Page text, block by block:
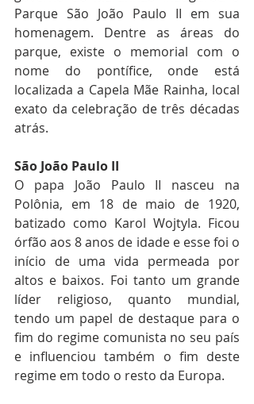
Parque São João Paulo II em sua
homenagem. Dentre as áreas do
parque, existe o memorial com o
nome do pontífice, onde está
localizada a Capela Mãe Rainha, local
exato da celebração de três décadas
atrás.
São João Paulo II
O papa João Paulo II nasceu na
Polônia, em 18 de maio de 1920,
batizado como Karol Wojtyla. Ficou
órfão aos 8 anos de idade e esse foi o
início de uma vida permeada por
altos e baixos. Foi tanto um grande
líder religioso, quanto mundial,
tendo um papel de destaque para o
fim do regime comunista no seu país
e influenciou também o fim deste
regime em todo o resto da Europa.